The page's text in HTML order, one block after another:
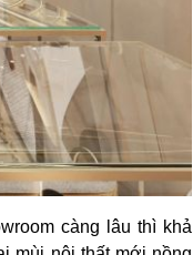
càng lâu thì khả